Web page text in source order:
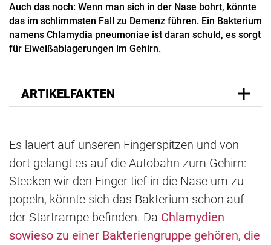
Auch das noch: Wenn man sich in der Nase bohrt, könnte
das im schlimmsten Fall zu Demenz führen. Ein Bakterium
namens Chlamydia pneumoniae ist daran schuld, es sorgt
für Eiweißablagerungen im Gehirn.
ARTIKELFAKTEN
Es lauert auf unseren Fingerspitzen und von
dort gelangt es auf die Autobahn zum Gehirn:
Stecken wir den Finger tief in die Nase um zu
popeln, könnte sich das Bakterium schon auf
der Startrampe befinden. Da Chlamydien
sowieso zu einer Bakteriengruppe gehören, die